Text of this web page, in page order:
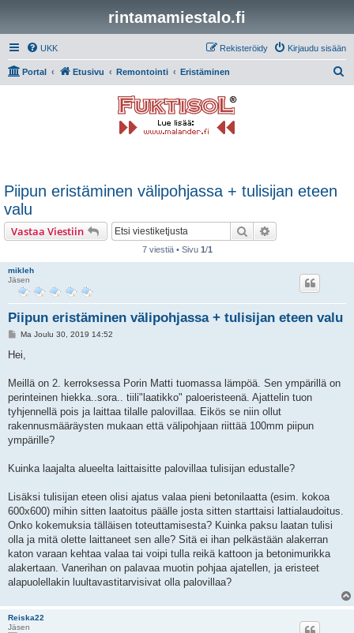
rintamamiestalo.fi
UKK Kirjaudu sisään
Rekisteröidy
Portal Etusivu Remontointi Eristäminen
Piipun eristäminen välipohjassa + tulisijan eteen
valu
Vastaa Viestiin Etsi
7 viestiä • Sivu 1/1
mikleh
Jäsen
Piipun eristäminen välipohjassa + tulisijan eteen valu
V
e
i
Ma Joulu 30, 2019 14:52
Hei,
Meillä on 2. kerroksessa Porin Matti tuomassa lämpöä. Sen ympärillä on
perinteinen hiekka..sora.. tiili"laatikko" paloeristeenä. Ajattelin tuon
tyhjennellä pois ja laittaa tilalle palovillaa. Eikös se niin ollut
rakennusmääräysten mukaan että välipohjaan riittää 100mm piipun
ympärille?
Kuinka laajalta alueelta laittaisitte palovillaa tulisijan edustalle?
Lisäksi tulisijan eteen olisi ajatus valaa pieni betonilaatta (esim. kokoa
600x600) mihin sitten laatoitus päälle josta sitten starttaisi lattialaudoitus.
Onko kokemuksia tälläisen toteuttamisesta? Kuinka paksu laatan tulisi
olla ja mitä olette laittaneet sen alle? Sitä ei ihan pelkästään alakerran
katon varaan kehtaa valaa tai voipi tulla reikä kattoon ja betonimurikka
alakertaan. Vanerihan on palavaa muotin pohjaa ajatellen, ja eristeet
alapuolellakin luultavastitarvisivat olla palovillaa?
Reiska22
Jäsen